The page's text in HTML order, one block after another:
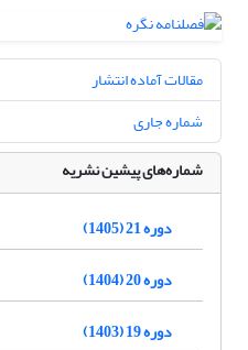
مقالات آماده انتشار
شماره جاری
شماره‌های پیشین نشریه
دوره 21 (1405)
دوره 20 (1404)
دوره 19 (1403)